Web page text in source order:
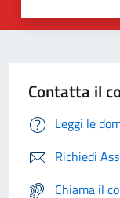
Contatta il
Leggi le
Richiedi
Chiama il